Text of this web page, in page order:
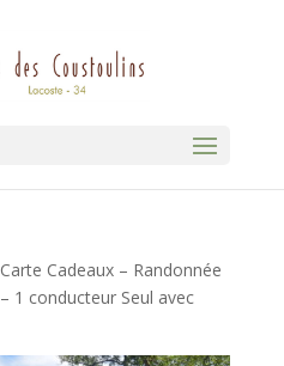
Cadeaux – Randonnée
1 conducteur Seul avec